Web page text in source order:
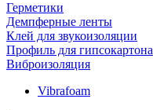
Герметики
Демпферные ленты
Клей для звукоизоляции
Профиль для гипсокартона
Виброизоляция
Vibrafoam